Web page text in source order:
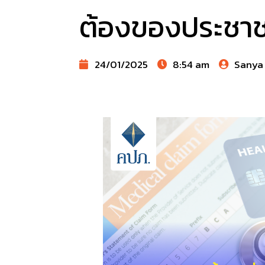
ต้องของประชา
24/01/2025 8:54 am Sanya